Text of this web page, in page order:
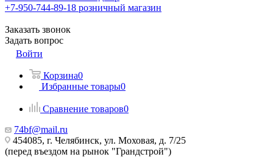
+7-950-744-89-18 розничный магазин
Заказать звонок
Задать вопрос
Войти
Корзина0
Избранные товары0
Сравнение товаров0
74bf@mail.ru
454085, г. Челябинск, ул. Моховая, д. 7/25
(перед въездом на рынок "Грандстрой")